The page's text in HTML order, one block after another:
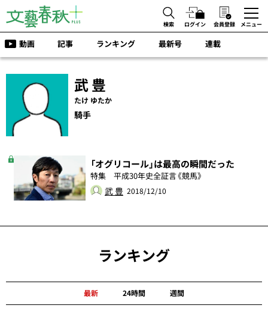
検索 ログイン 会員登録 メニュー
動画 記事 ランキング 最新号 連載
武 豊
たけ ゆたか
騎手
「オグリコール」は最高の瞬間だった
特集 平成30年史全証言《競馬》
武 豊 2018/12/10
ランキング
最新 24時間 週間